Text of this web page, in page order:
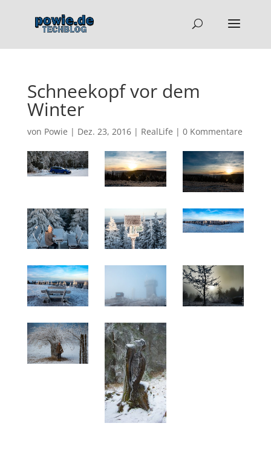
Schneekopf vor dem
Winter
von Powie | Dez. 23, 2016| RealLife | 0 Kommentare